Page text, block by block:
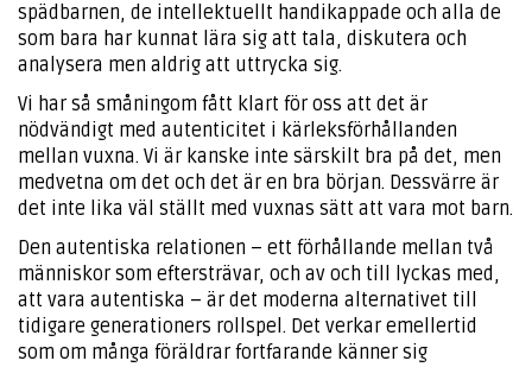
spädbarnen, de intellektuellt handikappade och alla de
som bara har kunnat lära sig att tala, diskutera och
analysera men aldrig att uttrycka sig.
Vi har så småningom fått klart för oss att det är
nödvändigt med autenticitet i kärleksförhållanden
mellan vuxna. Vi är kanske inte särskilt bra på det, men
medvetna om det och det är en bra början. Dessvärre är
det inte lika väl ställt med vuxnas sätt att vara mot barn.
Den autentiska relationen – ett förhållande mellan två
människor som eftersträvar, och av och till lyckas med,
att vara autentiska – är det moderna alternativet till
tidigare generationers rollspel. Det verkar emellertid
som om många föräldrar fortfarande känner sig